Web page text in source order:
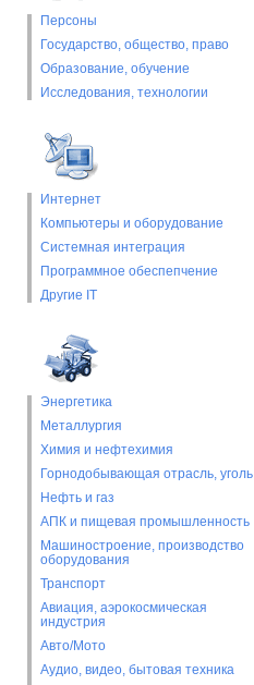
Персоны
Государство, общество, право
Образование, обучение
Исследования, технологии
Интернет
Компьютеры и оборудование
Системная интеграция
Программное обеспепчение
Другие IT
Энергетика
Металлургия
Химия и нефтехимия
Горнодобывающая отрасль, уголь
Нефть и газ
АПК и пищевая промышленность
Машиностроение, производство
оборудования
Транспорт
Авиация, аэрокосмическая
индустрия
Авто/Мото
Аудио, видео, бытовая техника